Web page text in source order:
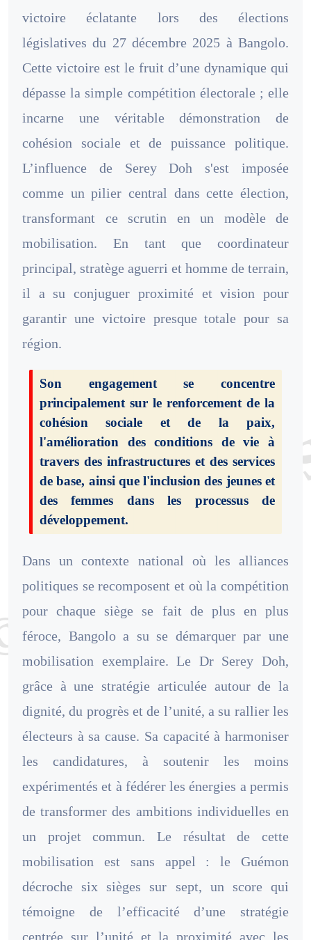
victoire éclatante lors des élections
législatives du 27 décembre 2025 à Bangolo.
Cette victoire est le fruit d’une dynamique qui
dépasse la simple compétition électorale ; elle
incarne une véritable démonstration de
cohésion sociale et de puissance politique.
L’influence de Serey Doh s'est imposée
comme un pilier central dans cette élection,
transformant ce scrutin en un modèle de
mobilisation. En tant que coordinateur
principal, stratège aguerri et homme de terrain,
il a su conjuguer proximité et vision pour
garantir une victoire presque totale pour sa
région.
Son engagement se concentre
principalement sur le renforcement de la
cohésion sociale et de la paix,
l'amélioration des conditions de vie à
travers des infrastructures et des services
de base, ainsi que l'inclusion des jeunes et
des femmes dans les processus de
développement.
Dans un contexte national où les alliances
politiques se recomposent et où la compétition
pour chaque siège se fait de plus en plus
féroce, Bangolo a su se démarquer par une
mobilisation exemplaire. Le Dr Serey Doh,
grâce à une stratégie articulée autour de la
dignité, du progrès et de l’unité, a su rallier les
électeurs à sa cause. Sa capacité à harmoniser
les candidatures, à soutenir les moins
expérimentés et à fédérer les énergies a permis
de transformer des ambitions individuelles en
un projet commun. Le résultat de cette
mobilisation est sans appel : le Guémon
décroche six sièges sur sept, un score qui
témoigne de l’efficacité d’une stratégie
centrée sur l’unité et la proximité avec les